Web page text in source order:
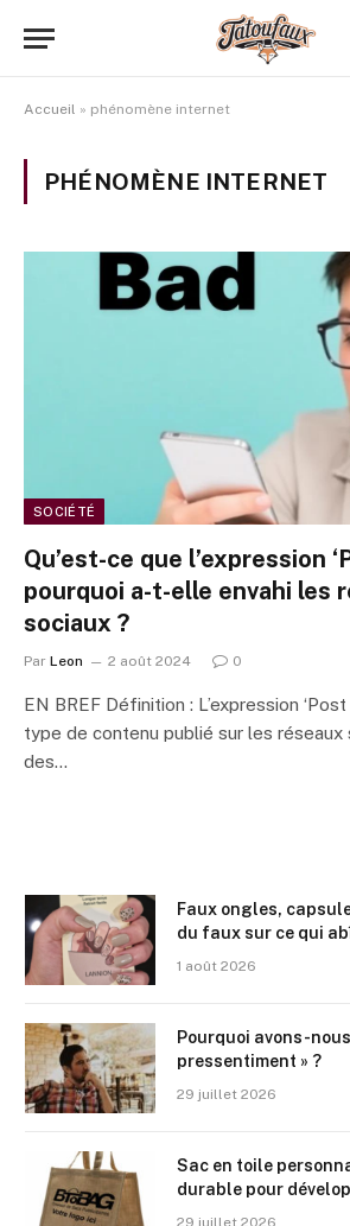
Accueil » phénomène internet
PHÉNOMÈNE INTERNET
SOCIÉTÉ
Qu’est-ce que l’expression
pourquoi a-t-elle envahi les
sociaux ?
Par Leon 2 août 2024 0
EN BREF Définition : L’expression
type de contenu publié sur les réseaux
des…
Faux ongles,
du faux sur ce qui
1 août 2026
Pourquoi avons-
pressentiment » ?
29 juillet 2026
Sac en toile
durable pour
29 juillet 2026